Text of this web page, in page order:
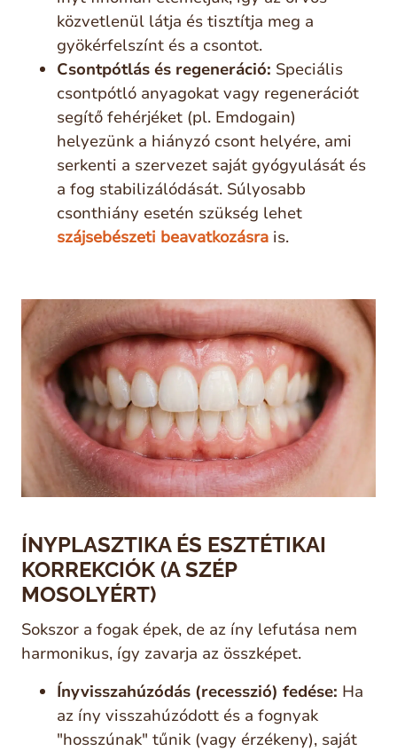
közvetlenül látja és tisztítja meg a
gyökérfelszínt és a csontot.
Csontpótlás és regeneráció: Speciális
csontpótló anyagokat vagy regenerációt
segítő fehérjéket (pl. Emdogain)
helyezünk a hiányzó csont helyére, ami
serkenti a szervezet saját gyógyulását és
a fog stabilizálódását. Súlyosabb
csonthiány esetén szükség lehet
szájsebészeti beavatkozásrais.
ÍNYPLASZTIKA ÉS ESZTÉTIKAI
KORREKCIÓK (A SZÉP
MOSOLYÉRT)
Sokszor a fogak épek, de az íny lefutása nem
harmonikus, így zavarja az összképet.
Ínyvisszahúzódás (recesszió) fedése: Ha
az íny visszahúzódott és a fognyak
"hosszúnak" tűnik (vagy érzékeny), saját